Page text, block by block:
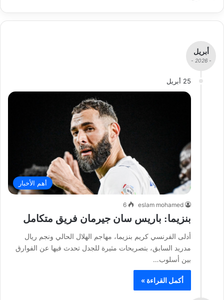
أبريل
- 2026 -
25 أبريل
أهم الأخبار
eslam mohamed
6
بنزيما: باريس سان جيرمان فريق متكامل
أدلى الفرنسي كريم بنزيما، مهاجم الهلال الحالي ونجم ريال
مدريد السابق، بتصريحات مثيرة للجدل تحدث فيها عن الفوارق
بين أسلوب…
أكمل القراءة »